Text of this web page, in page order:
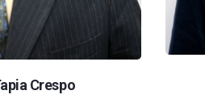
Crespo